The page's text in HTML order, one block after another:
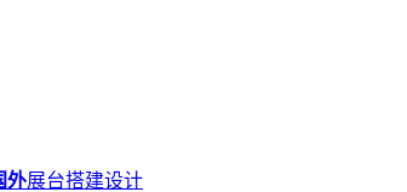
外展台搭建设计